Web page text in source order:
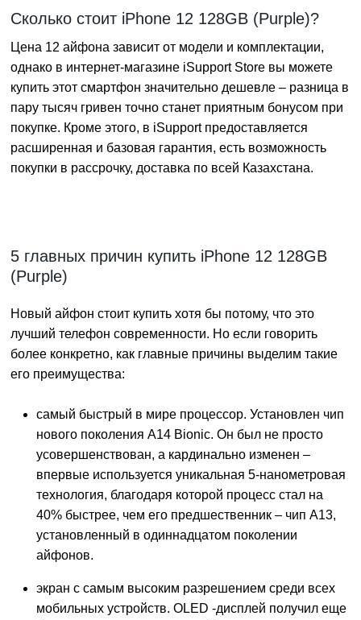
Сколько стоит iPhone 12 128GB (Purple)?
Цена 12 айфона зависит от модели и комплектации,
однако в интернет-магазине iSupport Store вы можете
купить этот смартфон значительно дешевле – разница в
пару тысяч гривен точно станет приятным бонусом при
покупке. Кроме этого, в iSupport предоставляется
расширенная и базовая гарантия, есть возможность
покупки в рассрочку, доставка по всей Казахстана.
5 главных причин купить iPhone 12 128GB
(Purple)
Новый айфон стоит купить хотя бы потому, что это
лучший телефон современности. Но если говорить
более конкретно, как главные причины выделим такие
его преимущества:
самый быстрый в мире процессор. Установлен чип
нового поколения A14 Bionic. Он был не просто
усовершенствован, а кардинально изменен –
впервые используется уникальная 5-нанометровая
технология, благодаря которой процесс стал на
40% быстрее, чем его предшественник – чип А13,
установленный в одиннадцатом поколении
айфонов.
экран с самым высоким разрешением среди всех
мобильных устройств. OLED -дисплей получил еще